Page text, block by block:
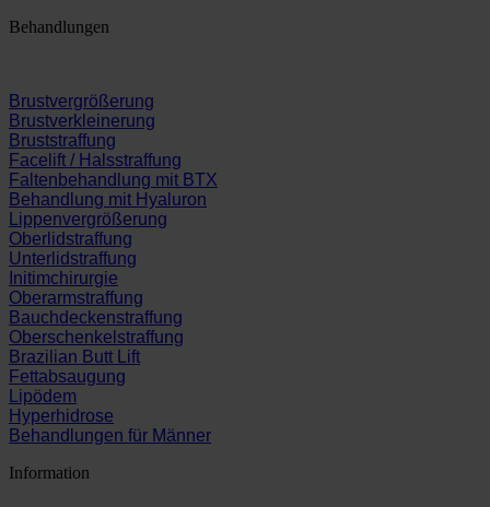
Behandlungen
Brustvergrößerung
Brustverkleinerung
Bruststraffung
Facelift / Halsstraffung
Faltenbehandlung mit BTX
Behandlung mit Hyaluron
Lippenvergrößerung
Oberlidstraffung
Unterlidstraffung
Initimchirurgie
Oberarmstraffung
Bauchdeckenstraffung
Oberschenkelstraffung
Brazilian Butt Lift
Fettabsaugung
Lipödem
Hyperhidrose
Behandlungen für Männer
Information